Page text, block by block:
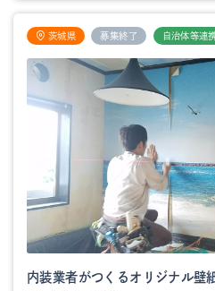
茨城県 募集終了 自治体等連
内装業者がつくるオリジナル壁